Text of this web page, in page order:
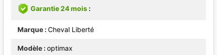
Garantie 24 mois
Marque Cheval Liberté
Modèle optimax